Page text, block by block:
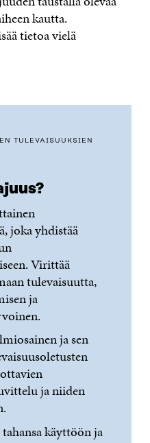
kautta.
tietoa vielä
TULEVAISUUKSIEN
joka yhdistää
Virittää
tulevaisuutta,
ja
ja sen
ja niiden
käyttöön ja